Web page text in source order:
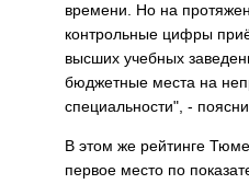
времени. Но на
контрольные цифры
высших учебных
бюджетные места на
специальности", -
В этом же рейтинге
первое место по